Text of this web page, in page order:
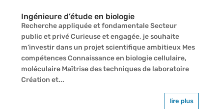
Ingénieure d’étude en biologie
Recherche appliquée et fondamentale Secteur
public et privé Curieuse et engagée, je souhaite
m’investir dans un projet scientifique ambitieux Mes
compétences Connaissance en biologie cellulaire,
moléculaire Maîtrise des techniques de laboratoire
Création et...
lire plus